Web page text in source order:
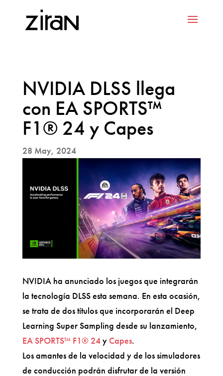
NVIDIA DLSS llega
con EA SPORTS™
F1® 24 y Capes
28 May, 2024
NVIDIA ha anunciado los juegos que integrarán
la tecnología DLSS esta semana. En esta ocasión,
se trata de dos títulos que incorporarán el Deep
Learning Super Sampling desde su lanzamiento,
EA SPORTS™ F1® 24y Capes.
Los amantes de la velocidad y de los simuladores
de conducción podrán disfrutar de la versión